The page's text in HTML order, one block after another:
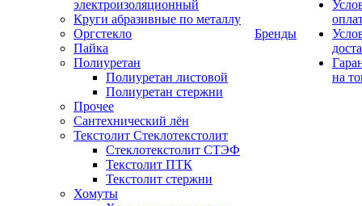
электроизоляционный
Круги абразивные по металлу
Оргстекло
Пайка
Полиуретан
Полиуретан листовой
Полиуретан стержни
Прочее
Сантехнический лён
Текстолит Стеклотекстолит
Стеклотекстолит СТЭФ
Текстолит ПТК
Текстолит стержни
Хомуты
Бренды
на